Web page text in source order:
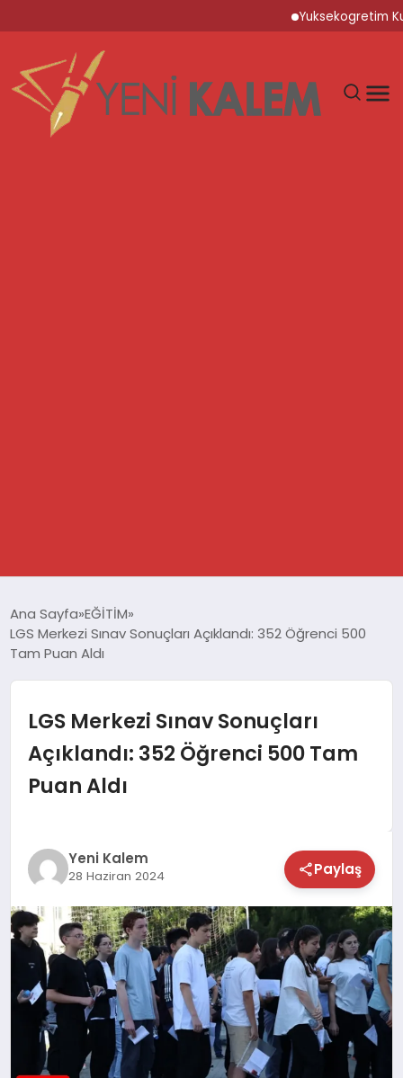
Yuksekogretim
SPOR
YAŞAM
SAĞLIK
MAGAZİN
EĞİTİM
Ana Sayfa EĞİTİM
LGS Merkezi Sınav Sonuçları Açıklandı: 352 Öğrenci 500
Tam Puan Aldı
LGS Merkezi Sınav Sonuçları
Açıklandı: 352 Öğrenci 500 Tam
Puan Aldı
Yeni Kalem
28 Haziran 2024 Paylaş